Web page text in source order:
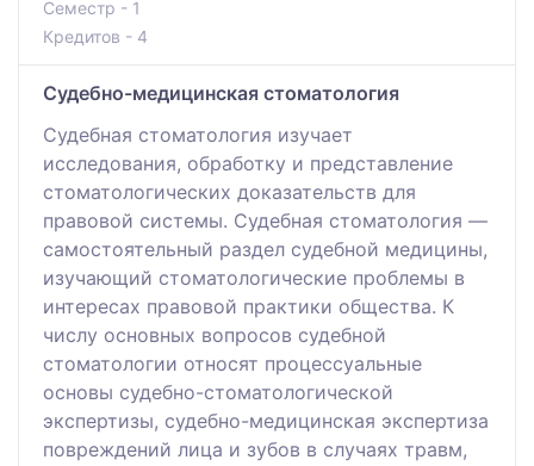
Семестр - 1
Кредитов - 4
Судебно-медицинская стоматология
Судебная стоматология изучает
исследования, обработку и представление
стоматологических доказательств для
правовой системы. Судебная стоматология —
самостоятельный раздел судебной медицины,
изучающий стоматологические проблемы в
интересах правовой практики общества. К
числу основных вопросов судебной
стоматологии относят процессуальные
основы судебно-стоматологической
экспертизы, судебно-медицинская экспертиза
повреждений лица и зубов в случаях травм,